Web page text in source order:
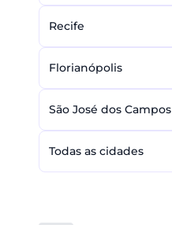
Recife
Florianópolis
São José dos Campos
Todas as cidades